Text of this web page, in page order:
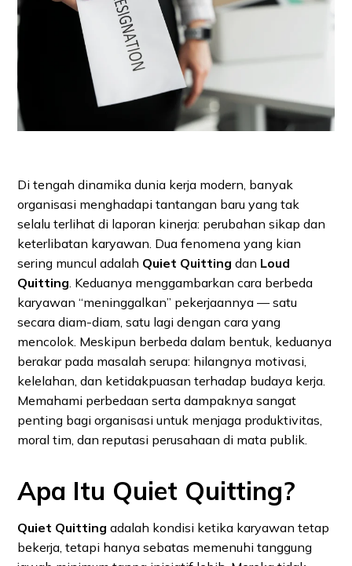
Di tengah dinamika dunia kerja modern, banyak
organisasi menghadapi tantangan baru yang tak
selalu terlihat di laporan kinerja: perubahan sikap dan
keterlibatan karyawan. Dua fenomena yang kian
sering muncul adalah Quiet Quitting dan Loud
Quitting . Keduanya menggambarkan cara berbeda
karyawan “meninggalkan” pekerjaannya — satu
secara diam-diam, satu lagi dengan cara yang
mencolok. Meskipun berbeda dalam bentuk, keduanya
berakar pada masalah serupa: hilangnya motivasi,
kelelahan, dan ketidakpuasan terhadap budaya kerja.
Memahami perbedaan serta dampaknya sangat
penting bagi organisasi untuk menjaga produktivitas,
moral tim, dan reputasi perusahaan di mata publik.
Apa Itu Quiet Quitting?
Quiet Quitting adalah kondisi ketika karyawan tetap
bekerja, tetapi hanya sebatas memenuhi tanggung